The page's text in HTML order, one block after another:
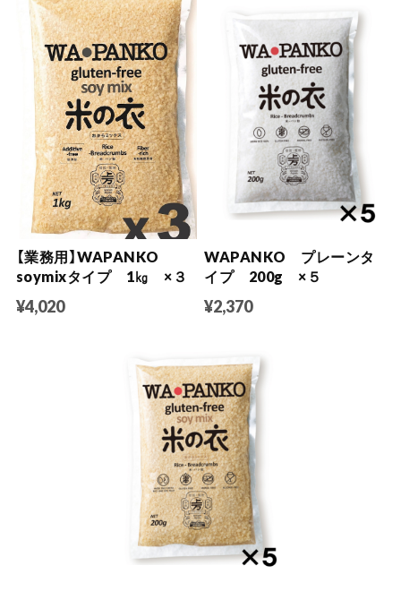
【業務用】WAPANKO
soymixタイプ 1㎏ ×３
¥4,020
WAPANKO プレーンタ
イプ 200g ×５
¥2,370